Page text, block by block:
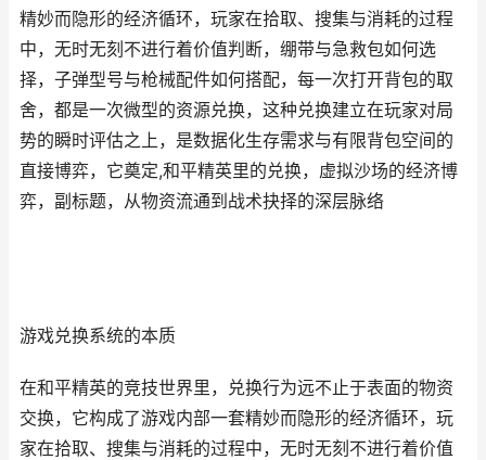
精妙而隐形的经济循环，玩家在拾取、搜集与消耗的过程
中，无时无刻不进行着价值判断，绷带与急救包如何选
择，子弹型号与枪械配件如何搭配，每一次打开背包的取
舍，都是一次微型的资源兑换，这种兑换建立在玩家对局
势的瞬时评估之上，是数据化生存需求与有限背包空间的
直接博弈，它奠定,和平精英里的兑换，虚拟沙场的经济博
弈，副标题，从物资流通到战术抉择的深层脉络
游戏兑换系统的本质
在和平精英的竞技世界里，兑换行为远不止于表面的物资
交换，它构成了游戏内部一套精妙而隐形的经济循环，玩
家在拾取、搜集与消耗的过程中，无时无刻不进行着价值